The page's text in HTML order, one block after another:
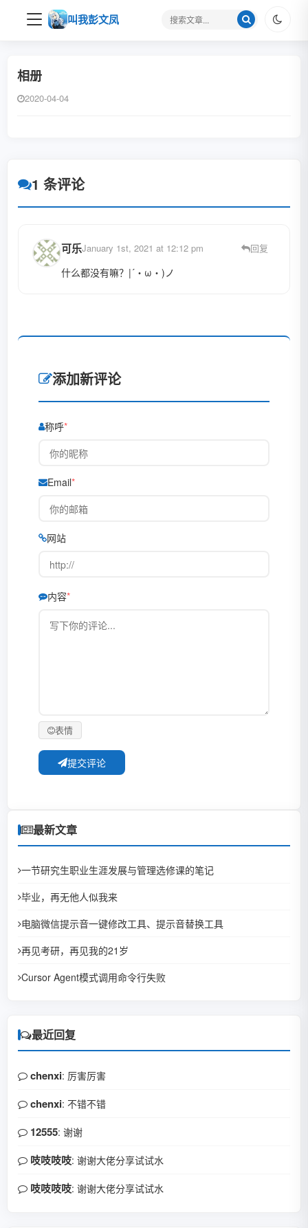
叫我彭文凤
搜
相册
2020-04-04
1 条评论
可乐January 1st, 2021 at 12:12 pm 回复
什么都没有嘛？|´・ω・)ノ
添加新评论
称呼
Email
网站
内容
表情
提交评论
最新文章
一节研究生职业生涯发展与管理选修课的笔记
毕业，再无他人似我来
电脑微信提示音一键修改工具、提示音替换工具
再见考研，再见我的21岁
Cursor Agent模式调用命令行失败
最近回复
chenxi: 厉害厉害
chenxi: 不错不错
12555: 谢谢
吱吱吱吱: 谢谢大佬分享试试水
吱吱吱吱: 谢谢大佬分享试试水